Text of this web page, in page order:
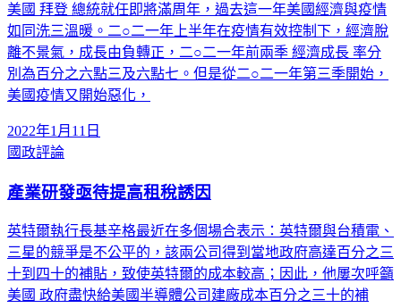
美國 拜登 總統就任即將滿周年，過去這一年美國經濟與疫情
如同洗三溫暖。二○二一年上半年在疫情有效控制下，經濟脫
離不景氣，成長由負轉正，二○二一年前兩季 經濟成長 率分
別為百分之六點三及六點七。但是從二○二一年第三季開始，
美國疫情又開始惡化，
2022年1月11日
國政評論
產業研發亟待提高租稅誘因
英特爾執行長基辛格最近在多個場合表示：英特爾與台積電、
三星的競爭是不公平的，該兩公司得到當地政府高達百分之三
十到四十的補貼，致使英特爾的成本較高；因此，他屢次呼籲
美國 政府盡快給美國半導體公司建廠成本百分之三十的補